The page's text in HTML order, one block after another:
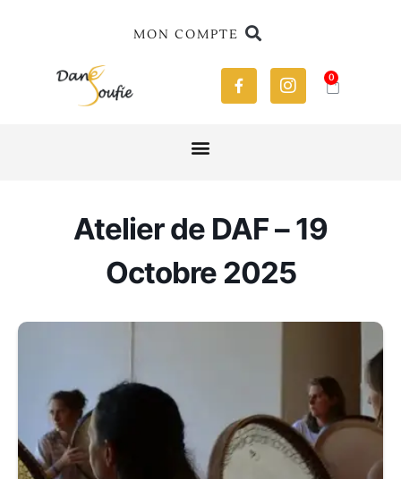
MON COMPTE
0
Atelier de DAF – 19
Octobre 2025